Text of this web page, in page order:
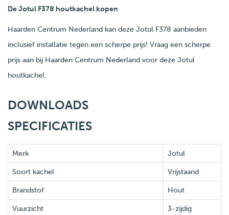
De Jotul F378 houtkachel kopen
Haarden Centrum Nederland kan deze Jotul F378 aanbieden
inclusief installatie tegen een scherpe prijs! Vraag een scherpe
prijs aan bij Haarden Centrum Nederland voor deze Jotul
houtkachel.
DOWNLOADS
SPECIFICATIES
Merk Jotul
Soort kachel Vrijstaand
Brandstof Hout
Vuurzicht 3-zijdig